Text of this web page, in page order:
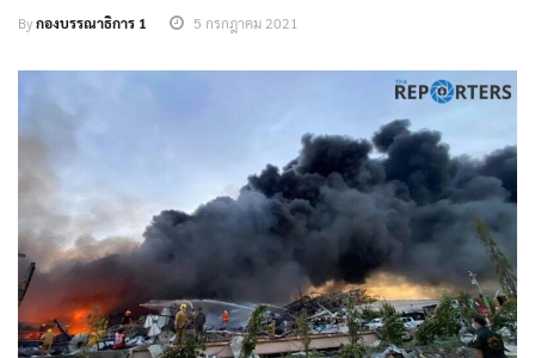
Byกองบรรณาธิการ 1 5 กรกฎาคม 2021